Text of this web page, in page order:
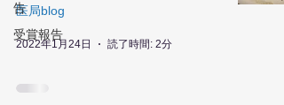
告
受賞報告
医局blog
2022年1月24日 読了時間: 2分